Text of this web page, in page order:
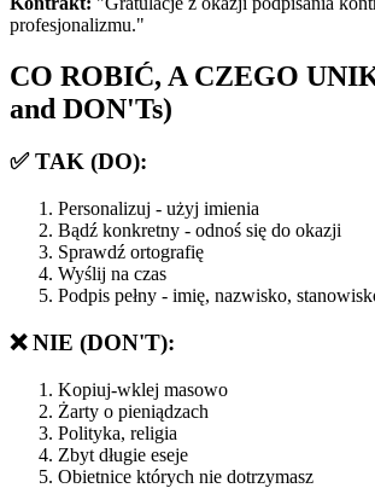
profesjonalizmu."
CO ROBIĆ, A CZEGO
and DON'Ts)
✅ TAK (DO):
Personalizuj - użyj imienia
Bądź konkretny - odnoś się do okazji
Sprawdź ortografię
Wyślij na czas
Podpis pełny - imię, nazwisko,
❌ NIE (DON'T):
Kopiuj-wklej masowo
Żarty o pieniądzach
Polityka, religia
Zbyt długie eseje
Obietnice których nie dotrzymasz